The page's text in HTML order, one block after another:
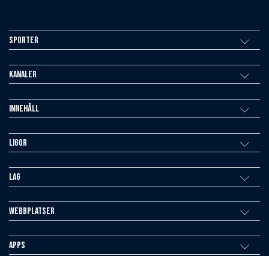
Sporter
Kanaler
Innehåll
Ligor
Lag
Webbplatser
Apps